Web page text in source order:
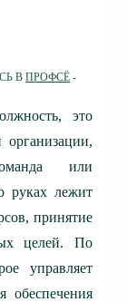
В ПРОФСЁ
это
или
руках лежит
принятие
целей. По
управляет
обеспечения